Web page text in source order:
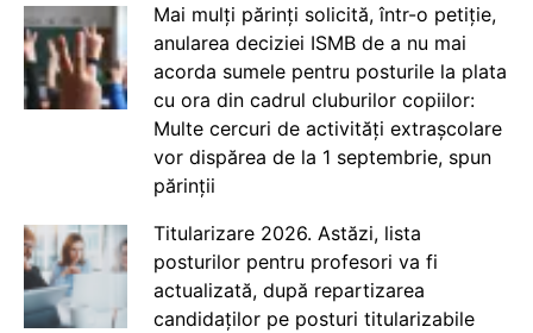
Mai mulți părinți solicită, într-o petiție,
anularea deciziei ISMB de a nu mai
acorda sumele pentru posturile la plata
cu ora din cadrul cluburilor copiilor:
Multe cercuri de activități extrașcolare
vor dispărea de la 1 septembrie, spun
părinții
Titularizare 2026. Astăzi, lista
posturilor pentru profesori va fi
actualizată, după repartizarea
candidaților pe posturi titularizabile